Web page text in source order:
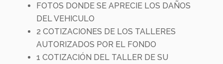
FOTOS DONDE SE APRECIE LOS DAÑOS
DEL VEHICULO
2 COTIZACIONES DE LOS TALLERES
AUTORIZADOS POR EL FONDO
1 COTIZACIÓN DEL TALLER DE SU